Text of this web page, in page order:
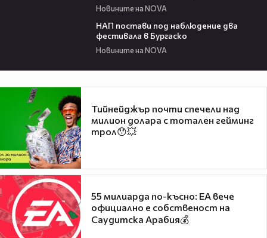
Новините на NOVA
НАП постави под наблюдение два
фестивала в Бургаско
Новините на NOVA
Тийнейджър почти спечели над
милион долара с тотален гейминг
трол😯💥
55 милиарда по-късно: EA вече
официално е собственост на
Саудитска Арабия💰